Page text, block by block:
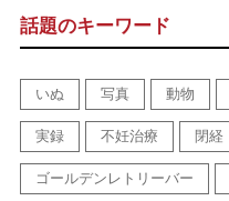
話題のキーワード
いぬ 写真 動物
実録 不妊治療 閉経
ゴールデンレトリーバー